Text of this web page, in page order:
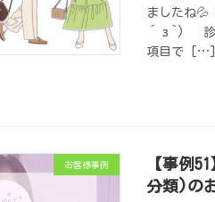
ましたね💦
´з`) 診断
項目で […]
お客様事例
【事例
分類)の